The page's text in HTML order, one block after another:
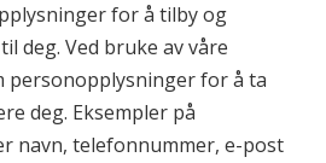
for å tilby og
deg. Ved bruke av våre
personopplysninger for å ta
deg. Eksempler på
navn, telefonnummer, e-post